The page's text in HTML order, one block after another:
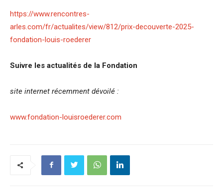
https://www.rencontres-
arles.com/fr/actualites/view/812/prix-decouverte-2025-
fondation-louis-roederer
Suivre les actualités de la Fondation
site internet récemment dévoilé :
www.fondation-louisroederer.com